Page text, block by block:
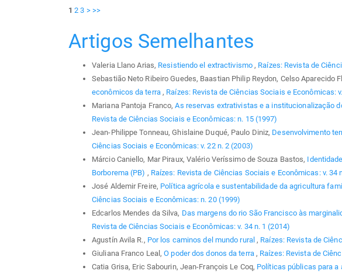
1 2 3 > >>
Artigos Semelhantes
Valeria Llano Arias, Resistiendo el extractivismo, Raízes: Revista de
Sebastião Neto Ribeiro Guedes, Baastian Philip Reydon, Celso Aparecido
econômicos da terra , Raízes: Revista de Ciências Sociais e Econômicas:
Mariana Pantoja Franco,As reservas extrativistas e a institucionalização
Revista de Ciências Sociais e Econômicas: n. 15 (1997)
Jean-Philippe Tonneau, Ghislaine Duqué, Paulo Diniz, Desenvolvimento
Ciências Sociais e Econômicas: v. 22 n. 2 (2003)
Márcio Caniello, Mar Piraux, Valério Veríssimo de Souza Bastos,
Borborema (PB) , Raízes: Revista de Ciências Sociais e Econômicas: v. 34
José Aldemir Freire, Política agrícola e sustentabilidade da agricultura
Ciências Sociais e Econômicas: n. 20 (1999)
Edcarlos Mendes da Silva, Das margens do rio São Francisco às
Revista de Ciências Sociais e Econômicas: v. 34 n. 1 (2014)
Agustín Avila R., Por los caminos del mundo rural, Raízes: Revista de
Giuliana Franco Leal,O poder dos donos da terra , Raízes: Revista de
Catia Grisa, Eric Sabourin, Jean-François Le Coq, Políticas públicas para